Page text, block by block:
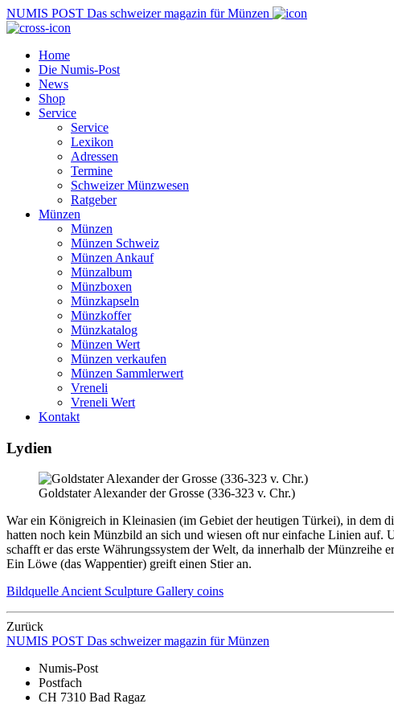
NUMIS POST Das schweizer magazin für Münzen
Home
Die Numis-Post
News
Shop
Service
Service
Lexikon
Adressen
Termine
Schweizer Münzwesen
Ratgeber
Münzen
Münzen
Münzen Schweiz
Münzen Ankauf
Münzalbum
Münzboxen
Münzkapseln
Münzkoffer
Münzkatalog
Münzen Wert
Münzen verkaufen
Münzen Sammlerwert
Vreneli
Vreneli Wert
Kontakt
Lydien
Goldstater Alexander der Grosse (336-323 v. Chr.)
War ein Königreich in Kleinasien (im Gebiet der heutigen Türkei), in dem
hatten noch kein Münzbild an sich und wiesen oft nur einfache Linien
schafft er das erste Währungssystem der Welt, da innerhalb der
Ein Löwe (das Wappentier) greift einen Stier an.
Bildquelle Ancient Sculpture Gallery coins
Zurück
NUMIS POST Das schweizer magazin für Münzen
Numis-Post
Postfach
CH 7310 Bad Ragaz